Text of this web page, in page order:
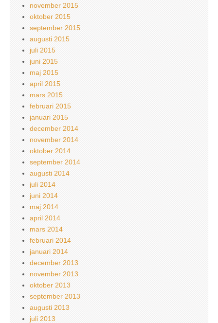
november 2015
oktober 2015
september 2015
augusti 2015
juli 2015
juni 2015
maj 2015
april 2015
mars 2015
februari 2015
januari 2015
december 2014
november 2014
oktober 2014
september 2014
augusti 2014
juli 2014
juni 2014
maj 2014
april 2014
mars 2014
februari 2014
januari 2014
december 2013
november 2013
oktober 2013
september 2013
augusti 2013
juli 2013